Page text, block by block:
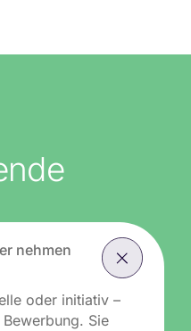
nehmen
oder initiativ –
Sie